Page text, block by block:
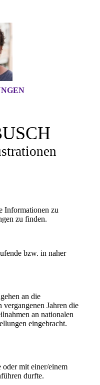
Informationen zu
zu finden.
bzw. in naher
an die
Jahren die
an nationalen
eingebracht.
mit einer/einem
durfte.